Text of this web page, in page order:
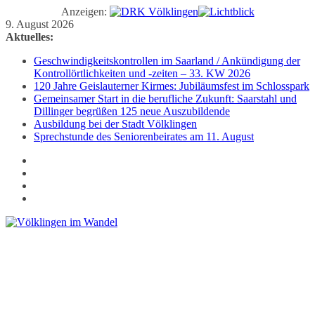
Anzeigen:
Zum
Inhalt
9. August 2026
Aktuelles:
Geschwindigkeitskontrollen im Saarland / Ankündigung der
Kontrollörtlichkeiten und -zeiten – 33. KW 2026
120 Jahre Geislauterner Kirmes: Jubiläumsfest im Schlosspark
Gemeinsamer Start in die berufliche Zukunft: Saarstahl und
Dillinger begrüßen 125 neue Auszubildende
Ausbildung bei der Stadt Völklingen
Sprechstunde des Seniorenbeirates am 11. August